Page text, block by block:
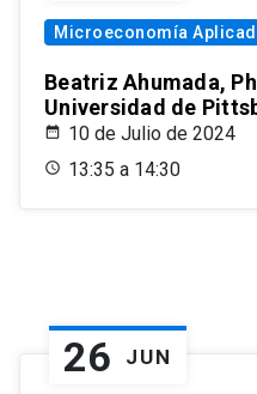
Microeconomía
Beatriz Ahumada,
Universidad de
10 de Julio de 2024
13:35 a 14:30
26 JUN